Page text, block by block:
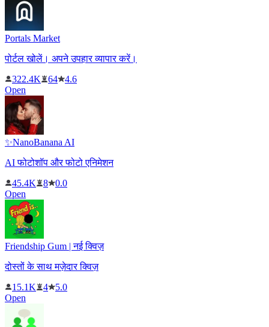
Portals Market
पोर्टल खोलें। अपने उपहार व्यापार करें।
322.4K
64
4.6
Open
✨NanoBanana AI
AI फोटोशॉप और फोटो एनिमेशन
45.4K
8
0.0
Open
Friendship Gum | नई क्विज़
दोस्तों के साथ मज़ेदार क्विज़
15.1K
4
5.0
Open